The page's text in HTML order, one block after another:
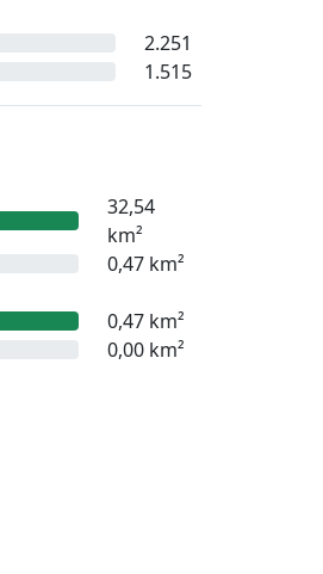
2.251
1.515
32,54
km²
0,47 km²
0,47 km²
0,00 km²